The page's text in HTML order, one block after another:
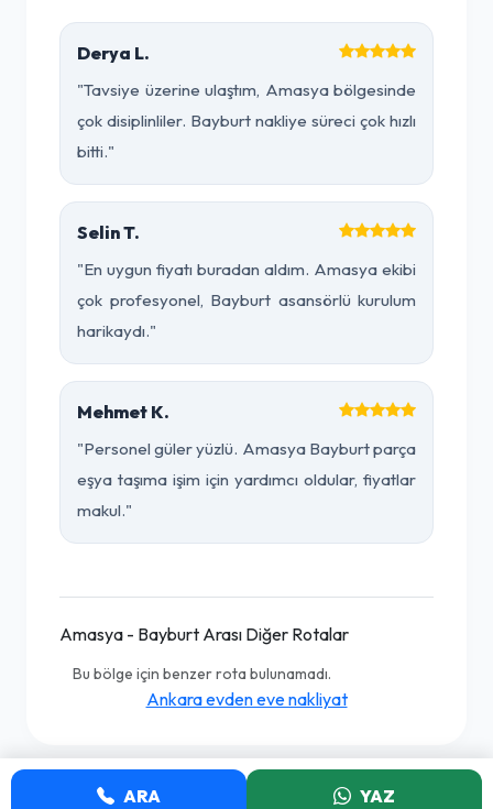
Derya L.
"Tavsiye üzerine ulaştım, Amasya bölgesinde
çok disiplinliler. Bayburt nakliye süreci çok hızlı
bitti."
Selin T.
"En uygun fiyatı buradan aldım. Amasya ekibi
çok profesyonel, Bayburt asansörlü kurulum
harikaydı."
Mehmet K.
"Personel güler yüzlü. Amasya Bayburt parça
eşya taşıma işim için yardımcı oldular, fiyatlar
makul."
Amasya - Bayburt Arası Diğer Rotalar
Bu bölge için benzer rota bulunamadı.
Ankara evden eve nakliyat
ARA YAZ